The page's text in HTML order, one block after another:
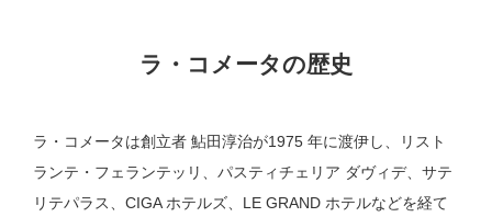
ラ・コメータの歴史
ラ・コメータは創立者 鮎田淳治が1975 年に渡伊し、リスト
ランテ・フェランテッリ、パスティチェリア ダヴィデ、サテ
リテパラス、CIGA ホテルズ、LE GRAND ホテルなどを経て